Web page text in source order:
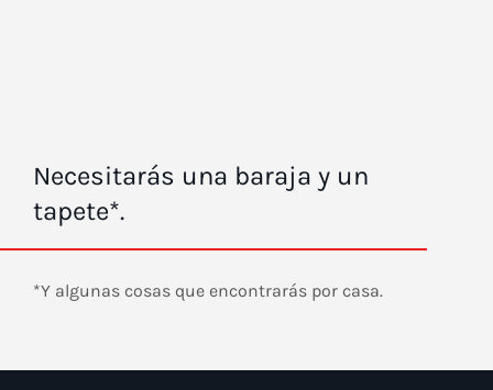
Necesitarás una baraja y un
tapete*.
*Y algunas cosas que encontrarás por casa.